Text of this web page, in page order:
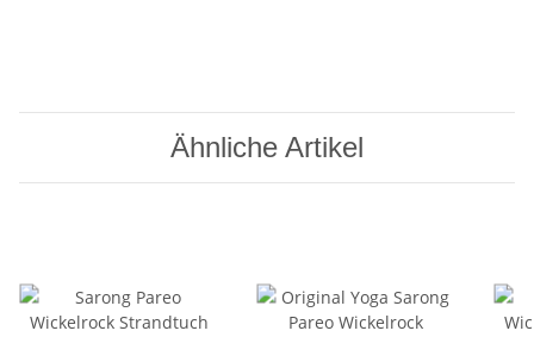
Ähnliche Artikel